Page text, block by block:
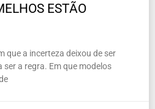
ESTÃO
que a incerteza deixou de ser
a regra. Em que modelos